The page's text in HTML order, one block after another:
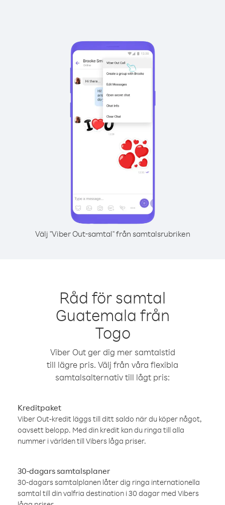
Välj "Viber Out-samtal" från samtalsrubriken
Råd för samtal
Guatemala från
Togo
Viber Out ger dig mer samtalstid
till lägre pris. Välj från våra flexibla
samtalsalternativ till lågt pris:
Kreditpaket
Viber Out-kredit läggs till ditt saldo när du köper något,
oavsett belopp. Med din kredit kan du ringa till alla
nummer i världen till Vibers låga priser.
30-dagars samtalsplaner
30-dagars samtalplanen låter dig ringa internationella
samtal till din valfria destination i 30 dagar med Vibers